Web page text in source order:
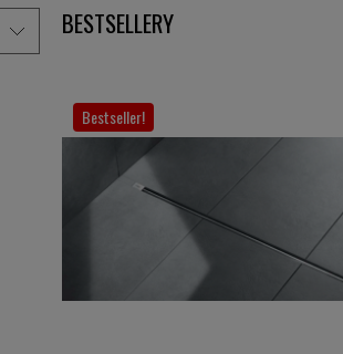
BESTSELLERY
Bestseller!